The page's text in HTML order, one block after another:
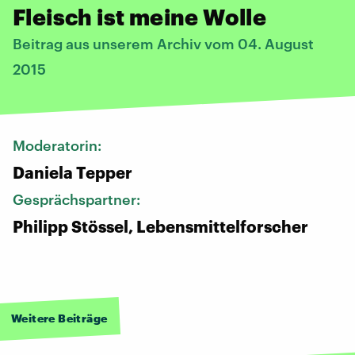
Fleisch ist meine Wolle
Beitrag aus unserem Archiv vom 04. August
2015
Moderatorin:
Daniela Tepper
Gesprächspartner:
Philipp Stössel, Lebensmittelforscher
Weitere Beiträge